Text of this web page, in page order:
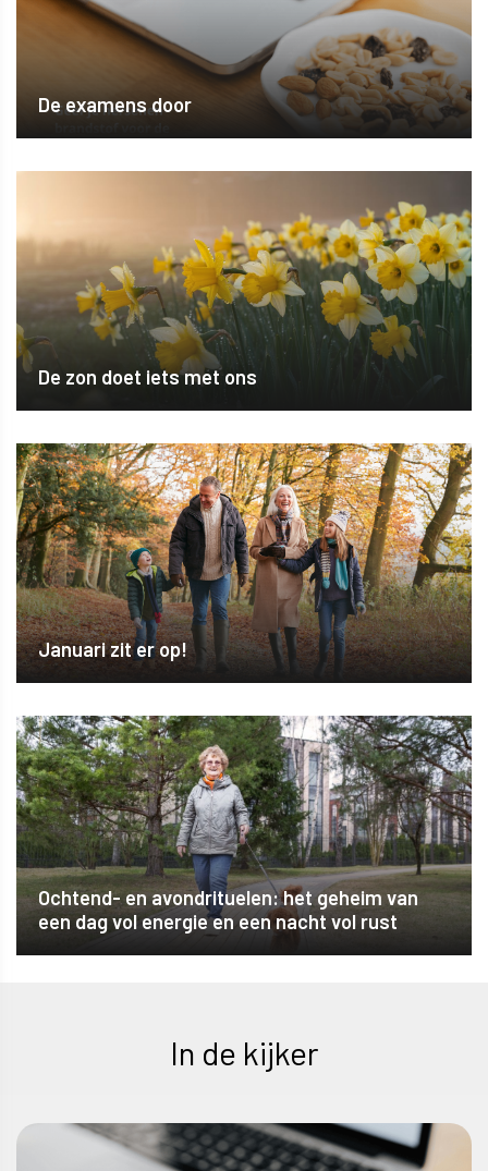
De examens door
De zon doet iets met ons
Januari zit er op!
Ochtend- en avondrituelen: het geheim van
een dag vol energie en een nacht vol rust
In de kijker